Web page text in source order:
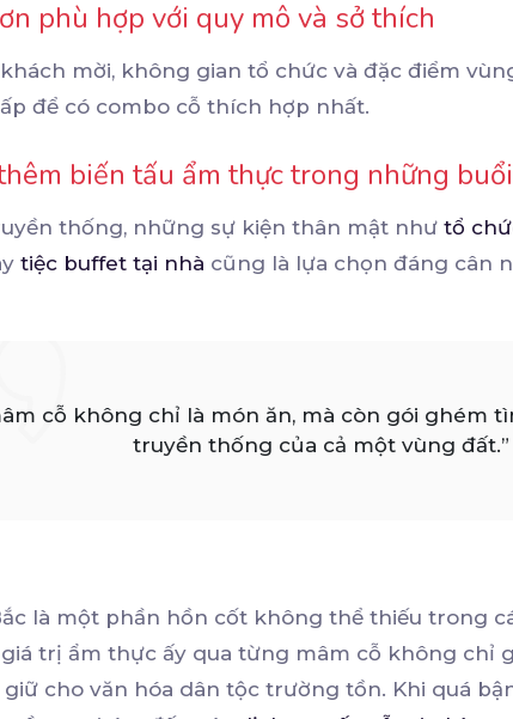
phù hợp với quy mô và sở thích
mời, không gian tổ chức và đặc điểm
để có combo cỗ thích hợp nhất.
biến tấu ẩm thực trong những
thống, những sự kiện thân mật như tổ
tiệc buffet tại nhà cũng là lựa chọn đáng cân
cỗ không chỉ là món ăn, mà còn gói ghém
truyền thống của cả một vùng đất.”
là một phần hồn cốt không thể thiếu trong
trị ẩm thực ấy qua từng mâm cỗ không chỉ
cho văn hóa dân tộc trường tồn. Khi quá